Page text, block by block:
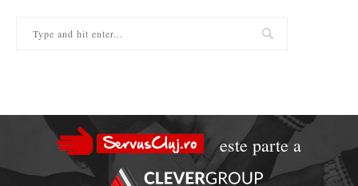
este parte a